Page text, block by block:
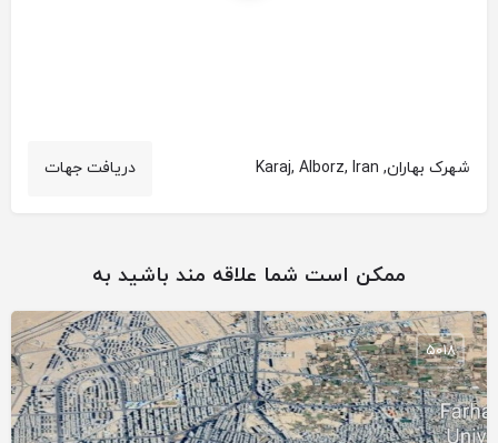
شهرک بهاران, Karaj, Alborz, Iran دریافت جهات
ممکن است شما علاقه مند باشید به
5018